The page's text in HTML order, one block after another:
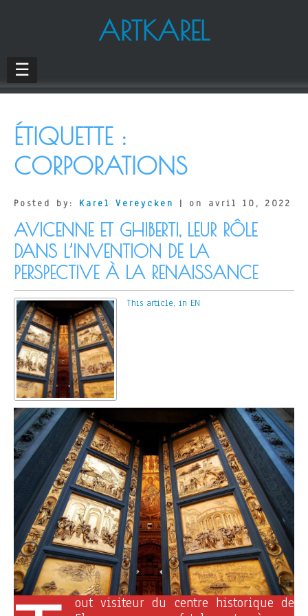
ARTKAREL
☰
ÉTIQUETTE :
CORPORATIONS
Posted by: Karel Vereycken | on avril 10, 2022
AVICENNE ET GHIBERTI, LEUR RÔLE
DANS L’INVENTION DE LA
PERSPECTIVE À LA RENAISSANCE
This article, in EN
out visiteur du centre historique de